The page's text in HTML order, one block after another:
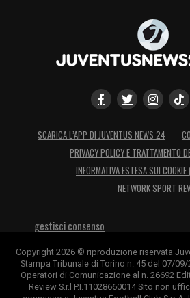
SCARICA L’APP DI JUVENTUS NEWS 24
PRIVACY POLICY E TRATTAMENTO
INFORMATIVA ESTESA SUI COOKIE
NETWORK SPORT
gestisci consenso
Copyright 2026 © riproduzione riservata
Stampa Tribunale di Torino n. 45 del 07/
Operatori di Comunicazione al n. 26692
Review S.r.l P.I.11028660014 Sito non